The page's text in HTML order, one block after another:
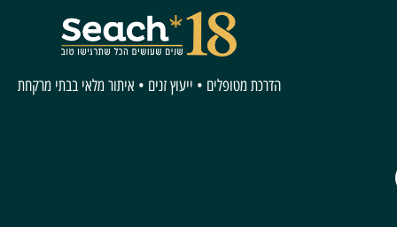
הדרכת מטופלים • ייעוץ זנים • איתור מלאי בבתי מרקחת